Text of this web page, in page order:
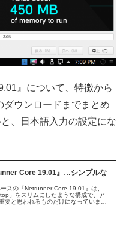
』について、特徴から
ウンロードまでまとめ
、日本語入力の設定にな
Core 19.01』…シンプルな
スの『Netrunner Core 19.01』は、
」をスリムにしたような構成で、ア
要と思われるものだけになっていま